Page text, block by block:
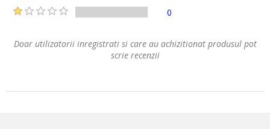
0
Doar utilizatorii inregistrati si care au achizitionat produsul pot
scrie recenzii